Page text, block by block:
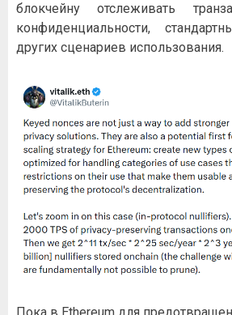
блокчейну отслеживать
конфиденциальности,
других сценариев использования.